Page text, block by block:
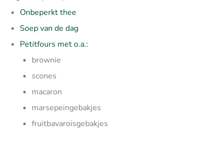
Onbeperkt thee
Soep van de dag
Petitfours met o.a.:
brownie
scones
macaron
marsepeingebakjes
fruitbavaroisgebakjes